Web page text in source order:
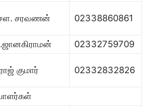
சரவணன் 02338860861
02332759709
குமார் 02332832826